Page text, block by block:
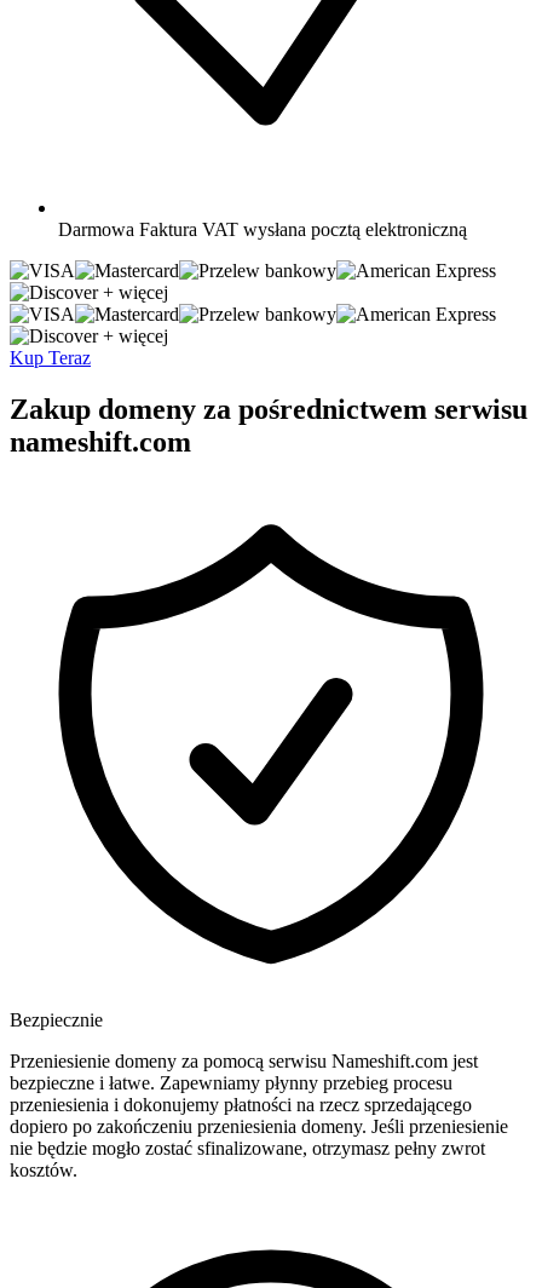
Darmowa Faktura VAT wysłana pocztą elektroniczną
+ więcej
+ więcej
Kup Teraz
Zakup domeny za pośrednictwem serwisu
nameshift.com
Bezpiecznie
Przeniesienie domeny za pomocą serwisu Nameshift.com jest
bezpieczne i łatwe. Zapewniamy płynny przebieg procesu
przeniesienia i dokonujemy płatności na rzecz sprzedającego
dopiero po zakończeniu przeniesienia domeny. Jeśli przeniesienie
nie będzie mogło zostać sfinalizowane, otrzymasz pełny zwrot
kosztów.